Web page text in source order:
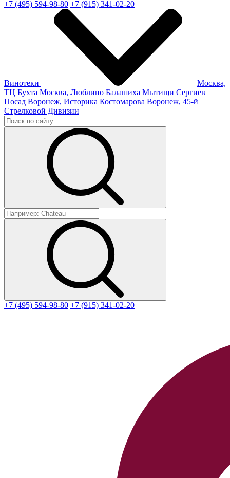
+7 (495) 594-98-80 +7 (915) 341-02-20
Винотеки
Москва,
ТЦ Бухта Москва, Люблино Балашиха Мытищи Сергиев
Посад Воронеж, Историка Костомарова Воронеж, 45-й
Стрелковой Дивизии
+7 (495) 594-98-80 +7 (915) 341-02-20